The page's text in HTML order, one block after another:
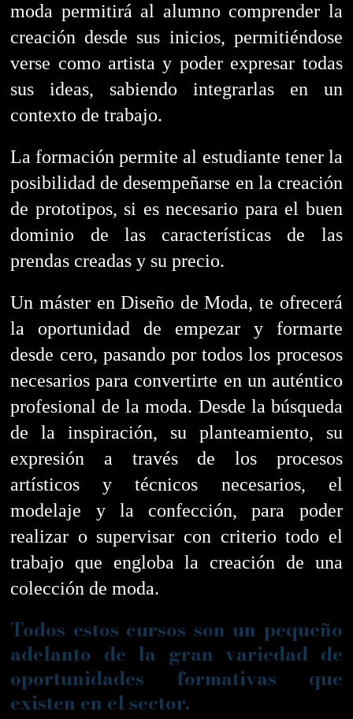
moda permitirá al alumno comprender la
creación desde sus inicios, permitiéndose
verse como artista y poder expresar todas
sus ideas, sabiendo integrarlas en un
contexto de trabajo.
La formación permite al estudiante tener la
posibilidad de desempeñarse en la creación
de prototipos, si es necesario para el buen
dominio de las características de las
prendas creadas y su precio.
Un máster en Diseño de Moda, te ofrecerá
la oportunidad de empezar y formarte
desde cero, pasando por todos los procesos
necesarios para convertirte en un auténtico
profesional de la moda. Desde la búsqueda
de la inspiración, su planteamiento, su
expresión a través de los procesos
artísticos y técnicos necesarios, el
modelaje y la confección, para poder
realizar o supervisar con criterio todo el
trabajo que engloba la creación de una
colección de moda.
Todos estos cursos son un pequeño
adelanto de la gran variedad de
oportunidades formativas que
existen en el sector.